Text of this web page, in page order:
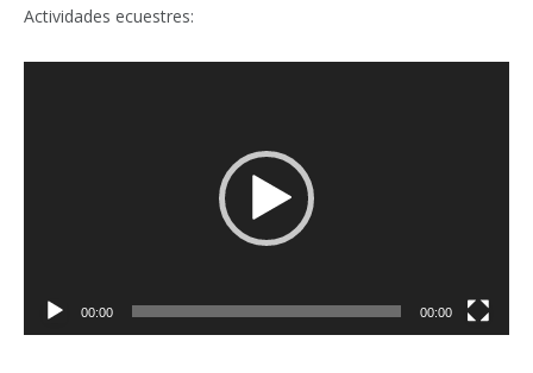
Actividades ecuestres:
00:00 00:00